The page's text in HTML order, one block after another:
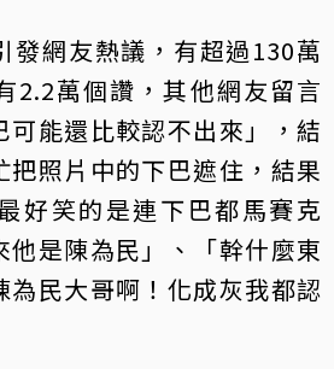
發網友熱議，有超過130萬
2.2萬個讚，其他網友留言
可能還比較認不出來」，結
把照片中的下巴遮住，結果
好笑的是連下巴都馬賽克
他是陳為民」、「幹什麼東
為民大哥啊！化成灰我都認